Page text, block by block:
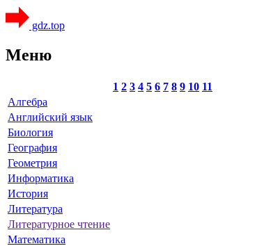
gdz.top
Меню
1 2 3 4 5 6 7 8 9 10 11
Алгебра
Английский язык
Биология
География
Геометрия
Информатика
История
Литература
Литературное чтение
Математика